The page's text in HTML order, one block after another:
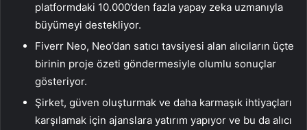
platformdaki 10.000’den fazla yapay zeka uzmanıyla
büyümeyi destekliyor.
Fiverr Neo, Neo’dan satıcı tavsiyesi alan alıcıların üçte
birinin proje özeti göndermesiyle olumlu sonuçlar
gösteriyor.
Şirket, güven oluşturmak ve daha karmaşık ihtiyaçları
karşılamak için ajanslara yatırım yapıyor ve bu da alıcı